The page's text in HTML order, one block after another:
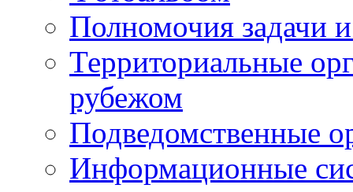
Полномочия задачи
Территориальные
рубежом
Подведомственные
Информационные